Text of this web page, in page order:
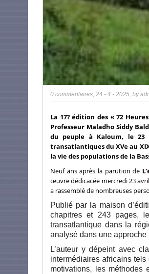
0 commentaires, 24 - 4 - 2025, by
La 17? édition des « 72
Professeur Maladho Siddy
du peuple à Kaloum, le 23
transatlantiques du XVe au
la vie des populations de la
Neuf ans après la parution de
œuvre dédicacée mercredi 23
a rassemblé de nombreuses
Publié par la maison
chapitres et 243 pages,
transatlantique dans la
analysé dans une
L’auteur y dépeint avec
intermédiaires africains
motivations, les méthodes